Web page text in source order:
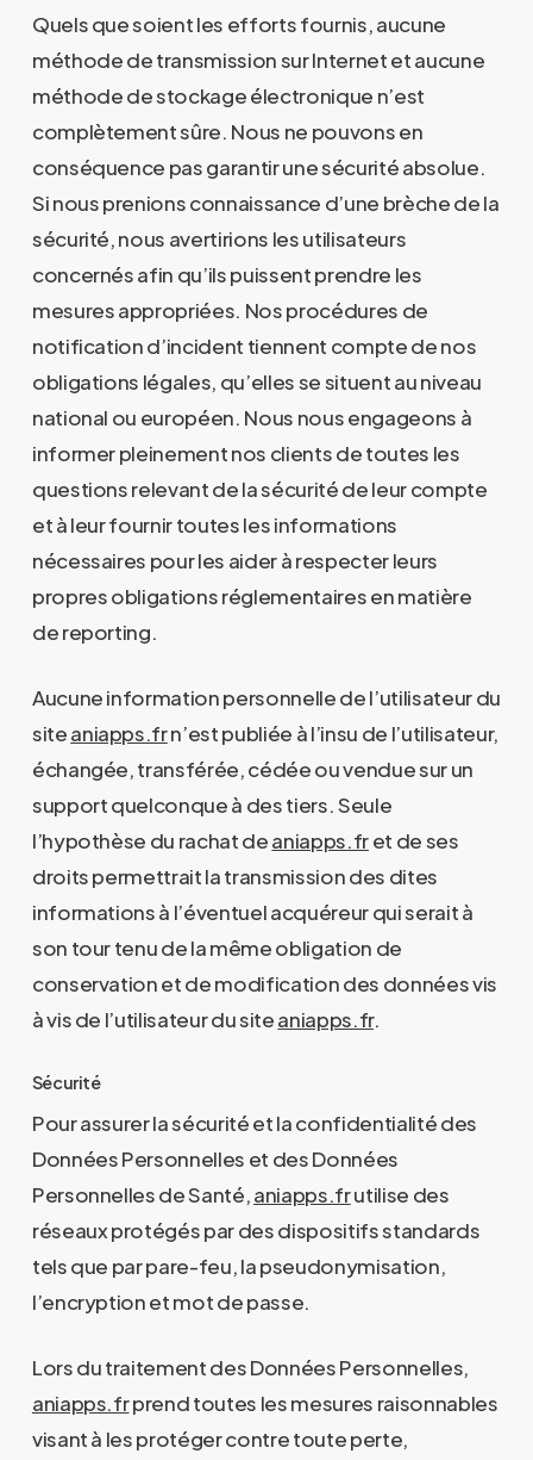
Quels que soient les efforts fournis, aucune
méthode de transmission sur Internet et aucune
méthode de stockage électronique n’est
complètement sûre. Nous ne pouvons en
conséquence pas garantir une sécurité absolue.
Si nous prenions connaissance d’une brèche de la
sécurité, nous avertirions les utilisateurs
concernés afin qu’ils puissent prendre les
mesures appropriées. Nos procédures de
notification d’incident tiennent compte de nos
obligations légales, qu’elles se situent au niveau
national ou européen. Nous nous engageons à
informer pleinement nos clients de toutes les
questions relevant de la sécurité de leur compte
et à leur fournir toutes les informations
nécessaires pour les aider à respecter leurs
propres obligations réglementaires en matière
de reporting.
Aucune information personnelle de l’utilisateur du
siteaniapps.frn’est publiée à l’insu de l’utilisateur,
échangée, transférée, cédée ou vendue sur un
support quelconque à des tiers. Seule
l’hypothèse du rachat deaniapps.fret de ses
droits permettrait la transmission des dites
informations à l’éventuel acquéreur qui serait à
son tour tenu de la même obligation de
conservation et de modification des données vis
à vis de l’utilisateur du siteaniapps.fr.
Sécurité
Pour assurer la sécurité et la confidentialité des
Données Personnelles et des Données
Personnelles de Santé,aniapps.frutilise des
réseaux protégés par des dispositifs standards
tels que par pare-feu, la pseudonymisation,
l’encryption et mot de passe.
Lors du traitement des Données Personnelles,
aniapps.frprend toutes les mesures raisonnables
visant à les protéger contre toute perte,